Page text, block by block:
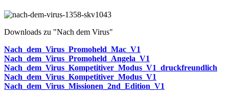
Downloads zu "Nach dem Virus"
Nach_dem_Virus_Promoheld_Mac_V1
Nach_dem_Virus_Promoheld_Angela_V1
Nach_dem_Virus_Kompetitiver_Modus_V1_druckfreundlich
Nach_dem_Virus_Kompetitiver_Modus_V1
Nach_dem_Virus_Missionen_2nd_Edition_V1